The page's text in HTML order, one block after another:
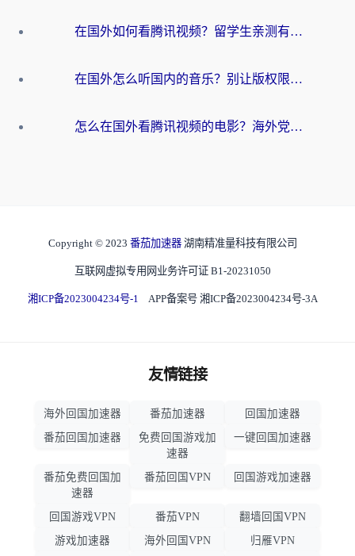
在国外如何看腾讯视频？留学生亲测有效的回国加速方案
在国外怎么听国内的音乐？别让版权限制断了你的华语歌单
怎么在国外看腾讯视频的电影？海外党亲测有效的回国加速指南
Copyright © 2023 番茄加速器 湖南精准量科技有限公司
互联网虚拟专用网业务许可证 B1-20231050
湘ICP备2023004234号-1 APP备案号 湘ICP备2023004234号-3A
友情链接
海外回国加速器 番茄加速器
回国加速器
番茄回国加速器
免费回国游戏加
速器
一键回国加速器
番茄免费回国加
速器
番茄回国VPN 回国游戏加速器
回国游戏VPN 番茄VPN
翻墙回国VPN
游戏加速器
海外回国VPN 归雁VPN